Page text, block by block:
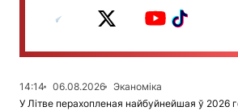
14:14 06.08.2026
Эканоміка
У Літве перахопленая найбуйнейшая ў 2026